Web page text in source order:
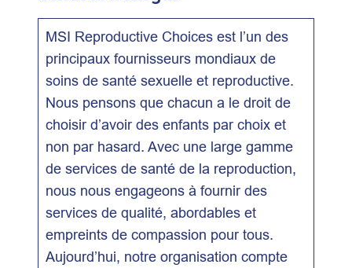
MSI Reproductive Choices est l’un des
principaux fournisseurs mondiaux de
soins de santé sexuelle et reproductive.
Nous pensons que chacun a le droit de
choisir d’avoir des enfants par choix et
non par hasard. Avec une large gamme
de services de santé de la reproduction,
nous nous engageons à fournir des
services de qualité, abordables et
empreints de compassion pour tous.
Aujourd’hui, notre organisation compte